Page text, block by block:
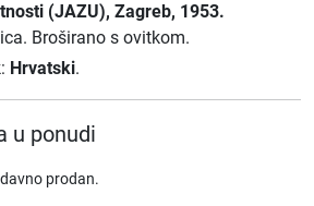
(JAZU), Zagreb, 1953.
Broširano s ovitkom.
Hrvatski.
u ponudi
prodan.